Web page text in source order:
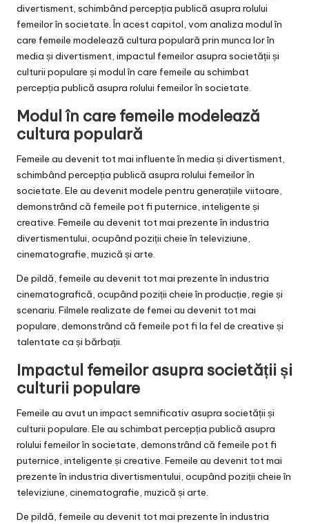
divertisment, schimbând percepția publică asupra rolului
femeilor în societate. În acest capitol, vom analiza modul în
care femeile modelează cultura populară prin munca lor în
media și divertisment, impactul femeilor asupra societății și
culturii populare și modul în care femeile au schimbat
percepția publică asupra rolului femeilor în societate.
Modul în care femeile modelează
cultura populară
Femeile au devenit tot mai influente în media și divertisment,
schimbând percepția publică asupra rolului femeilor în
societate. Ele au devenit modele pentru generațiile viitoare,
demonstrând că femeile pot fi puternice, inteligente și
creative. Femeile au devenit tot mai prezente în industria
divertismentului, ocupând poziții cheie în televiziune,
cinematografie, muzică și arte.
De pildă, femeile au devenit tot mai prezente în industria
cinematografică, ocupând poziții cheie în producție, regie și
scenariu. Filmele realizate de femei au devenit tot mai
populare, demonstrând că femeile pot fi la fel de creative și
talentate ca și bărbații.
Impactul femeilor asupra societății și
culturii populare
Femeile au avut un impact semnificativ asupra societății și
culturii populare. Ele au schimbat percepția publică asupra
rolului femeilor în societate, demonstrând că femeile pot fi
puternice, inteligente și creative. Femeile au devenit tot mai
prezente în industria divertismentului, ocupând poziții cheie în
televiziune, cinematografie, muzică și arte.
De pildă, femeile au devenit tot mai prezente în industria